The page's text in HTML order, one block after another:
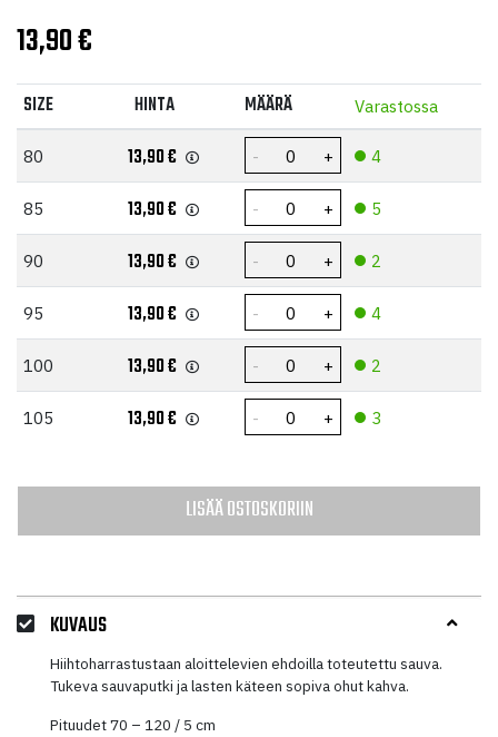
13,90€
SIZE HINTA MÄÄRÄ Varastossa
80 13,90€ 4
85 13,90€ 5
90 13,90€ 2
95 13,90€ 4
100 13,90€ 2
105 13,90€ 3
LISÄÄ OSTOSKORIIN
KUVAUS
Hiihtoharrastustaan aloittelevien ehdoilla toteutettu sauva.
Tukeva sauvaputki ja lasten käteen sopiva ohut kahva.
Pituudet 70 – 120 / 5 cm